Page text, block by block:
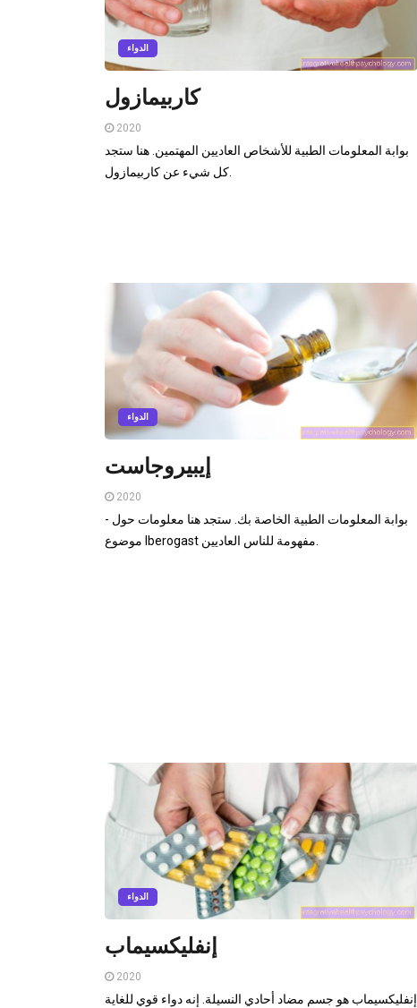
الدواء
كاربيمازول
2020
بوابة المعلومات الطبية للأشخاص العاديين المهتمين. هنا ستجد
الدواء
إيبيروجاست
2020
- بوابة المعلومات الطبية الخاصة بك. ستجد هنا معلومات حول
موضوع Iberogast مفهومة للناس العاديين.
الدواء
إنفليكسيماب
2020
إنفليكسيماب هو جسم مضاد أحادي النسيلة. إنه دواء قوي للغاية